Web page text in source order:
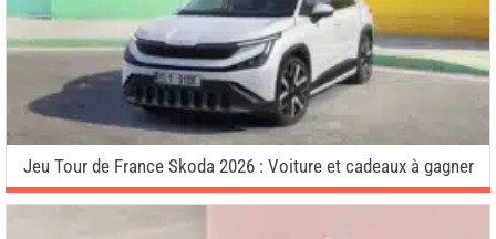
Jeu Tour de France Skoda 2026 : Voiture et cadeaux à gagner